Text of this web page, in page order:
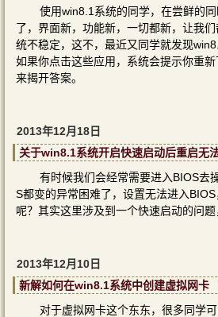
使用win8.1系统的同学，在尝鲜的
了，界面新，功能新，一切都新，让我
统不稳定，这不，最近又同学就发现
如果你点击这些应用，系统会提示你重
来揭开答案。
2013年12月18日
关于win8.1系统开启快速启动后重启无
有时候我们会经常需要进入BIOS去
S都变的异常困难了，设置无法进入
呢？其实这里涉及到一个快速启动的问
2013年12月10日
新解如何在win8.1系统中创建虚拟网卡
对于虚拟网卡这个东东，很多同学